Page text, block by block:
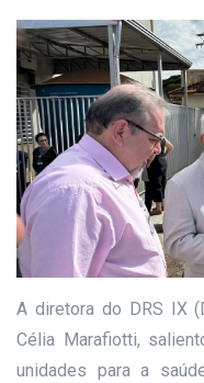
A diretora do DRS IX
Célia Marafiotti,
unidades para a